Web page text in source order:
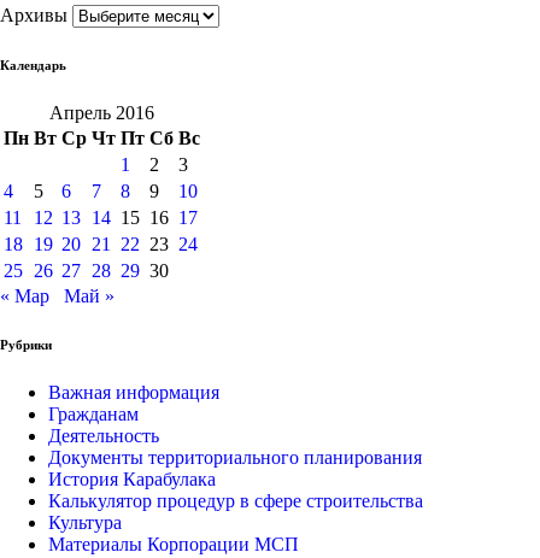
Архивы
Календарь
Апрель 2016
Пн Вт Ср Чт Пт Сб Вс
1
2
3
4
5 6 7 8 9
10
11
12 13 14 15 16 17
18 19 20 21 22 23 24
25 26 27 28 29 30
« Мар
Май »
Рубрики
Важная информация
Гражданам
Деятельность
Документы территориального планирования
История Карабулака
Калькулятор процедур в сфере строительства
Культура
Материалы Корпорации МСП